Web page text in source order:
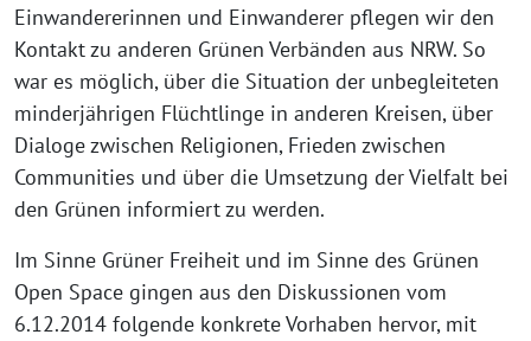
Einwandererinnen und Einwanderer pflegen wir den
Kontakt zu anderen Grünen Verbänden aus NRW. So
war es möglich, über die Situation der unbegleiteten
minderjährigen Flüchtlinge in anderen Kreisen, über
Dialoge zwischen Religionen, Frieden zwischen
Communities und über die Umsetzung der Vielfalt bei
den Grünen informiert zu werden.
Im Sinne Grüner Freiheit und im Sinne des Grünen
Open Space gingen aus den Diskussionen vom
6.12.2014 folgende konkrete Vorhaben hervor, mit